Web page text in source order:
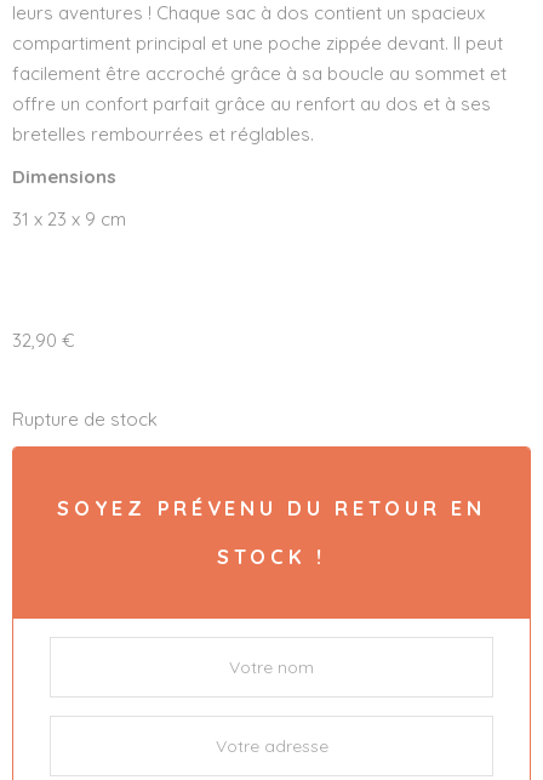
leurs aventures ! Chaque sac à dos contient un spacieux
compartiment principal et une poche zippée devant. Il peut
facilement être accroché grâce à sa boucle au sommet et
offre un confort parfait grâce au renfort au dos et à ses
bretelles rembourrées et réglables.
Dimensions
31 x 23 x 9 cm
32,90 €
Rupture de stock
SOYEZ PRÉVENU DU RETOUR EN
STOCK !